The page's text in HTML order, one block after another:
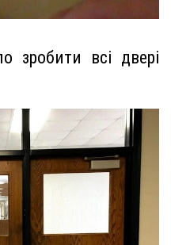
всі двері